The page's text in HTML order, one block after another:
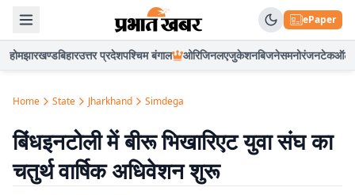
ePaper
होमझारखण्डबिहारउत्तर प्रदेशपश्चिम बंगाल ओरिजिनलएजुकेशनबिजनेसमनोरंजनटेकऑटो
Home State Jharkhand Simdega
बिंधइनटोली में बीरू भिखारिएट युवा संघ का
चतुर्थ वार्षिक अधिवेशन शुरू